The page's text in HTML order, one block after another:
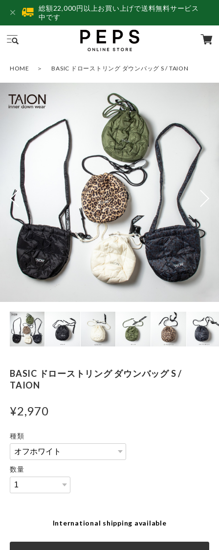
総額22,000円以上お買い上げで送料無料サービス
中です
HOME BASIC ドローストリング ダウンバッグ S / TAION
BASIC ドローストリング ダウンバッグ S /
TAION
¥2,970
種類
数量
International shipping available